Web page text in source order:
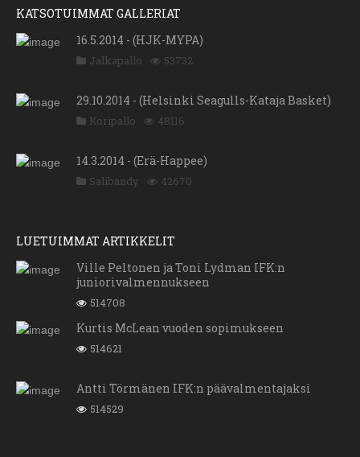
KATSOTUIMMAT GALLERIAT
16.5.2014 - (HJK-MYPA)
Jalkapallo 53732
29.10.2014 - (Helsinki Seagulls-Kataja Basket)
Koripallo 48116
14.3.2014 - (Erä-Happee)
Salibandy 42670
LUETUIMMAT ARTIKKELIT
Ville Peltonen ja Toni Lydman IFK:n
juniorivalmennukseen
514708
Kurtis McLean vuoden sopimukseen
514621
Antti Törmänen IFK:n päävalmentajaksi
514529